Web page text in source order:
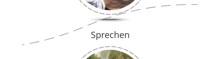
Sprechen